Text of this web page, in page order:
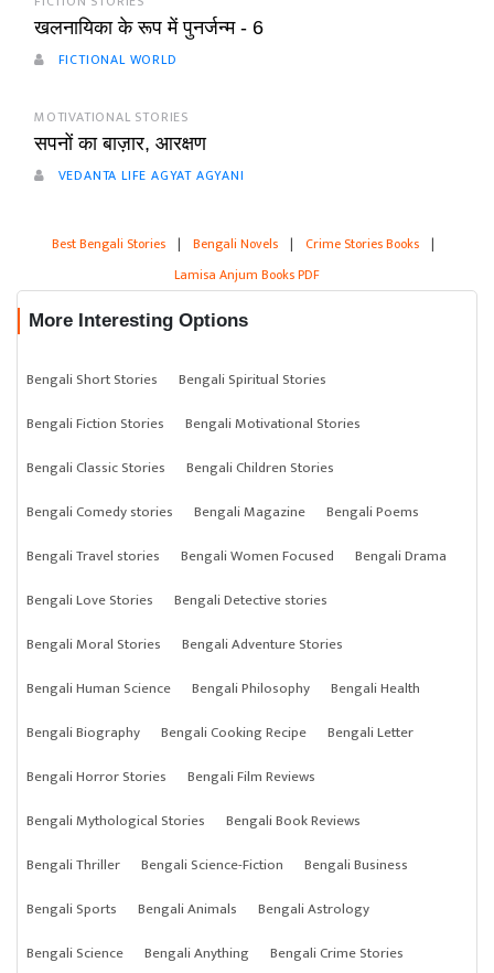
खलनायिका के रूप में पुनर्जन्म - 6
FICTIONAL WORLD
MOTIVATIONAL STORIES
सपनों का बाज़ार, आरक्षण
VEDANTA LIFE AGYAT AGYANI
Best Bengali Stories | Bengali Novels | Crime Stories Books |
Lamisa Anjum Books PDF
More Interesting Options
Bengali Short Stories
Bengali Spiritual Stories
Bengali Fiction Stories
Bengali Motivational Stories
Bengali Classic Stories
Bengali Children Stories
Bengali Comedy stories
Bengali Magazine
Bengali Poems
Bengali Travel stories
Bengali Women Focused
Bengali Drama
Bengali Love Stories
Bengali Detective stories
Bengali Moral Stories
Bengali Adventure Stories
Bengali Human Science
Bengali Philosophy
Bengali Health
Bengali Biography
Bengali Cooking Recipe
Bengali Letter
Bengali Horror Stories
Bengali Film Reviews
Bengali Mythological Stories
Bengali Book Reviews
Bengali Thriller
Bengali Science-Fiction
Bengali Business
Bengali Sports
Bengali Animals
Bengali Astrology
Bengali Science
Bengali Anything Bengali Crime Stories